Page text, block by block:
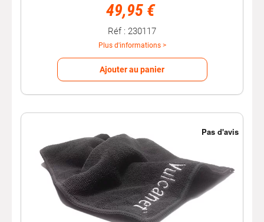
49,95 €
Réf : 230117
Plus d'informations >
Ajouter au panier